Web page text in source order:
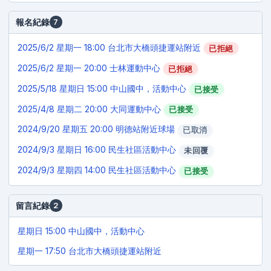
報名紀錄 7
2025/6/2 星期一 18:00 台北市大橋頭捷運站附近 已拒絕
2025/6/2 星期一 20:00 士林運動中心 已拒絕
2025/5/18 星期日 15:00 中山國中，活動中心 已接受
2025/4/8 星期二 20:00 大同運動中心 已接受
2024/9/20 星期五 20:00 明德站附近球場 已取消
2024/9/3 星期日 16:00 民生社區活動中心 未回覆
2024/9/3 星期四 14:00 民生社區活動中心 已接受
留言紀錄 2
星期日 15:00 中山國中，活動中心
星期一 17:50 台北市大橋頭捷運站附近